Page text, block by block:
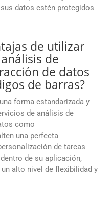
datos estén protegidos
de utilizar
de
de datos
de barras?
forma estandarizada y
de análisis de
como
una perfecta
de tareas
de su aplicación,
alto nivel de flexibilidad y